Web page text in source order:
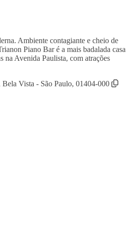
Ambiente contagiante e cheio de
Piano Bar é a mais badalada casa
na Avenida Paulista, com atrações
Vista - São Paulo, 01404-000